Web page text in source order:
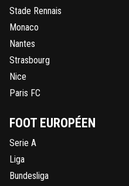
Stade Rennais
Monaco
Nantes
Strasbourg
Nice
Paris FC
FOOT EUROPÉEN
Serie A
Liga
Bundesliga